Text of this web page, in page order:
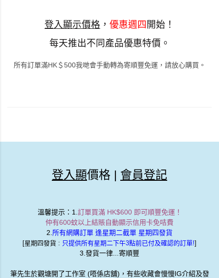
登入顯示價格 ， 優惠週四 開始！
每天推出不同產品優惠特價。
所有訂單滿HK＄500我哋會手動轉為寄順豐免運，請放心購買。
登入顯價格 | 會員登記
溫馨提示：1. 訂單買滿 HK$600 即可順豐免運！
仲有600蚊以上結賬自動顯示信用卡免咭費
2. 所有網購訂單 逢星期二截單 星期四發貨
[星期四發貨 : 只提供所有星期二下午3點前已付及確認的訂單!]
3.發貨一律...寄順豐
筆先生於觀塘開了工作室 (唔係店舖)，有些收藏會慢慢IG介紹及發